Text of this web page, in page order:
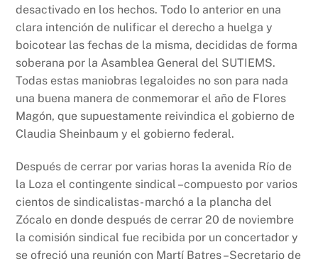
desactivado en los hechos. Todo lo anterior en una
clara intención de nulificar el derecho a huelga y
boicotear las fechas de la misma, decididas de forma
soberana por la Asamblea General del SUTIEMS.
Todas estas maniobras legaloides no son para nada
una buena manera de conmemorar el año de Flores
Magón, que supuestamente reivindica el gobierno de
Claudia Sheinbaum y el gobierno federal.
Después de cerrar por varias horas la avenida Río de
la Loza el contingente sindical –compuesto por varios
cientos de sindicalistas- marchó a la plancha del
Zócalo en donde después de cerrar 20 de noviembre
la comisión sindical fue recibida por un concertador y
se ofreció una reunión con Martí Batres –Secretario de